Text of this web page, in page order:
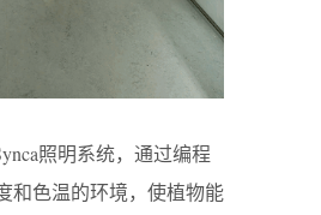
照明系统，通过编程
和色温的环境，使植物能